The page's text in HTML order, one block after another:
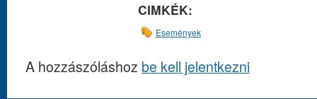
CIMKÉK:
Események
A hozzászóláshoz be kell jelentkezni